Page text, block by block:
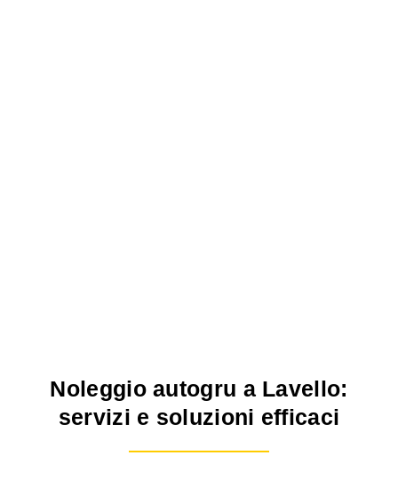
Noleggio autogru a Lavello:
servizi e soluzioni efficaci